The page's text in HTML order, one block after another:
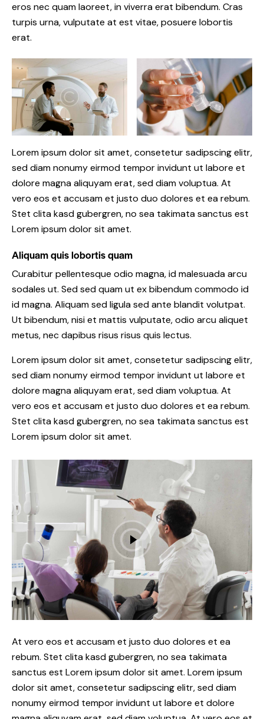
eros nec quam laoreet, in viverra erat bibendum. Cras
turpis urna, vulputate at est vitae, posuere lobortis
erat.
Lorem ipsum dolor sit amet, consetetur sadipscing elitr,
sed diam nonumy eirmod tempor invidunt ut labore et
dolore magna aliquyam erat, sed diam voluptua. At
vero eos et accusam et justo duo dolores et ea rebum.
Stet clita kasd gubergren, no sea takimata sanctus est
Lorem ipsum dolor sit amet.
Aliquam quis lobortis quam
Curabitur pellentesque odio magna, id malesuada arcu
sodales ut. Sed sed quam ut ex bibendum commodo id
id magna. Aliquam sed ligula sed ante blandit volutpat.
Ut bibendum, nisi et mattis vulputate, odio arcu aliquet
metus, nec dapibus risus risus quis lectus.
Lorem ipsum dolor sit amet, consetetur sadipscing elitr,
sed diam nonumy eirmod tempor invidunt ut labore et
dolore magna aliquyam erat, sed diam voluptua. At
vero eos et accusam et justo duo dolores et ea rebum.
Stet clita kasd gubergren, no sea takimata sanctus est
Lorem ipsum dolor sit amet.
At vero eos et accusam et justo duo dolores et ea
rebum. Stet clita kasd gubergren, no sea takimata
sanctus est Lorem ipsum dolor sit amet. Lorem ipsum
dolor sit amet, consetetur sadipscing elitr, sed diam
nonumy eirmod tempor invidunt ut labore et dolore